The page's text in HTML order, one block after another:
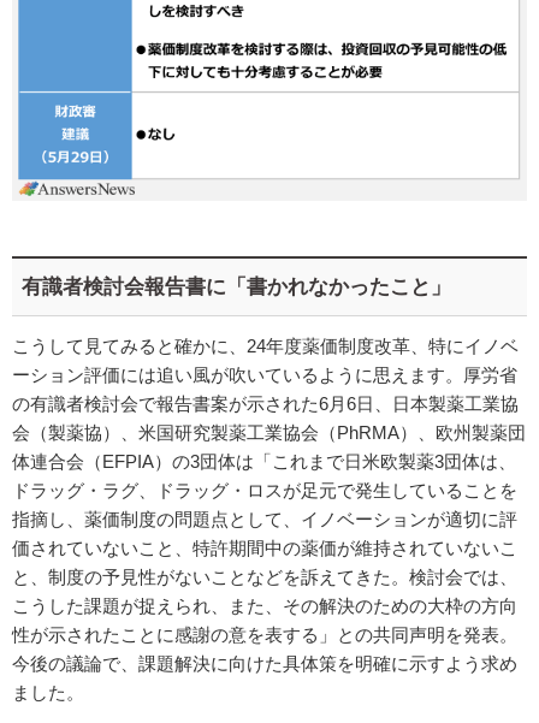
有識者検討会報告書に「書かれなかったこと」
こうして見てみると確かに、24年度薬価制度改革、特にイノベ
ーション評価には追い風が吹いているように思えます。厚労省
の有識者検討会で報告書案が示された6月6日、日本製薬工業協
会（製薬協）、米国研究製薬工業協会（PhRMA）、欧州製薬団
体連合会（EFPIA）の3団体は「これまで日米欧製薬3団体は、
ドラッグ・ラグ、ドラッグ・ロスが足元で発生していることを
指摘し、薬価制度の問題点として、イノベーションが適切に評
価されていないこと、特許期間中の薬価が維持されていないこ
と、制度の予見性がないことなどを訴えてきた。検討会では、
こうした課題が捉えられ、また、その解決のための大枠の方向
性が示されたことに感謝の意を表する」との共同声明を発表。
今後の議論で、課題解決に向けた具体策を明確に示すよう求め
ました。